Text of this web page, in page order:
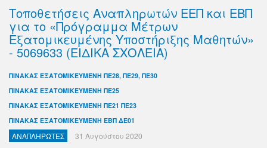
Τοποθετήσεις Αναπληρωτών ΕΕΠ και ΕΒΠ
για το «Πρόγραμμα Μέτρων
Εξατομικευμένης Υποστήριξης Μαθητών»
- 5069633 (ΕΙΔΙΚΑ ΣΧΟΛΕΙΑ)
ΠΙΝΑΚΑΣ ΕΞΑΤΟΜΙΚΕΥΜΕΝΗ ΠΕ28, ΠΕ29, ΠΕ30
ΠΙΝΑΚΑΣ ΕΞΑΤΟΜΙΚΕΥΜΕΝΗ ΠΕ25
ΠΙΝΑΚΑΣ ΕΞΑΤΟΜΙΚΕΥΜΕΝΗ ΠΕ21 ΠΕ23
ΠΙΝΑΚΑΣ ΕΞΑΤΟΜΙΚΕΥΜΕΝΗ ΕΒΠ ΔΕ01
ΑΝΑΠΛΗΡΩΤΕΣ 31 Αυγούστου 2020